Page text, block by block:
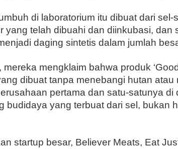
di laboratorium itu dibuat dari sel-
yang telah dibuahi dan diinkubasi, dan
daging sintetis dalam jumlah
mengklaim bahwa produk
dibuat tanpa menebangi hutan
pertama dan satu-satunya di
budidaya yang terbuat dari sel, bukan
startup besar, Believer Meats, Eat